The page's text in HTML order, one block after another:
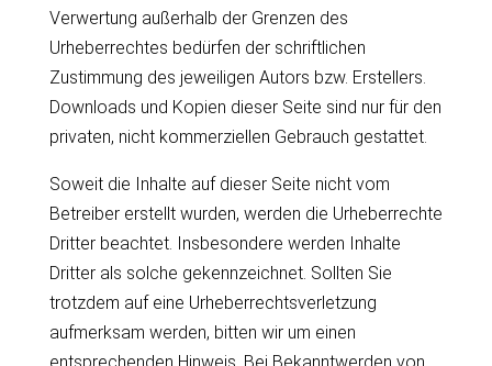
Verwertung außerhalb der Grenzen des
Urheberrechtes bedürfen der schriftlichen
Zustimmung des jeweiligen Autors bzw. Erstellers.
Downloads und Kopien dieser Seite sind nur für den
privaten, nicht kommerziellen Gebrauch gestattet.
Soweit die Inhalte auf dieser Seite nicht vom
Betreiber erstellt wurden, werden die Urheberrechte
Dritter beachtet. Insbesondere werden Inhalte
Dritter als solche gekennzeichnet. Sollten Sie
trotzdem auf eine Urheberrechtsverletzung
aufmerksam werden, bitten wir um einen